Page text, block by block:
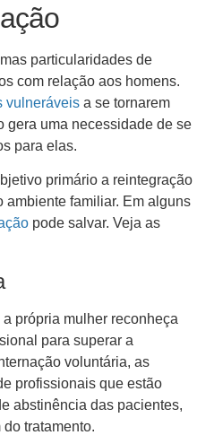
particularidades de
com relação aos homens.
vulneráveis a se tornarem
gera uma necessidade de se
para elas.
primário a reintegração
ambiente familiar. Em alguns
pode salvar. Veja as
própria mulher reconheça
para superar a
voluntária, as
profissionais que estão
abstinência das pacientes,
tratamento.